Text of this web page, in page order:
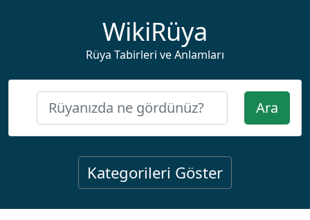
WikiRüya
Rüya Tabirleri ve Anlamları
Ara
Kategorileri Göster